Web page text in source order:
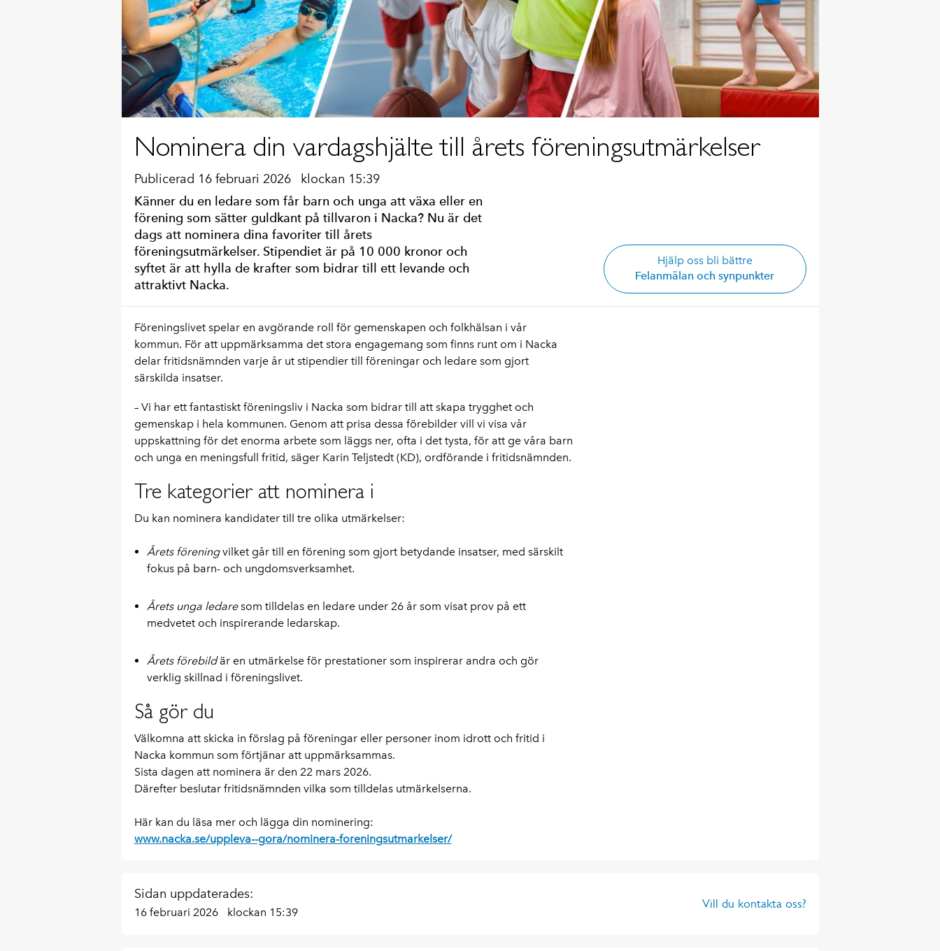
Nominera din vardagshjälte till årets föreningsutmärkelser
Publicerad 16 februari 2026 klockan 15:39
Känner du en ledare som får barn och unga att växa eller en
förening som sätter guldkant på tillvaron i Nacka? Nu är det
dags att nominera dina favoriter till årets
föreningsutmärkelser. Stipendiet är på 10 000 kronor och
syftet är att hylla de krafter som bidrar till ett levande och
attraktivt Nacka.
Hjälp oss bli bättre
Felanmälan och synpunkter
Föreningslivet spelar en avgörande roll för gemenskapen och folkhälsan i vår
kommun. För att uppmärksamma det stora engagemang som finns runt om i Nacka
delar fritidsnämnden varje år ut stipendier till föreningar och ledare som gjort
särskilda insatser.
– Vi har ett fantastiskt föreningsliv i Nacka som bidrar till att skapa trygghet och
gemenskap i hela kommunen. Genom att prisa dessa förebilder vill vi visa vår
uppskattning för det enorma arbete som läggs ner, ofta i det tysta, för att ge våra barn
och unga en meningsfull fritid, säger Karin Teljstedt (KD), ordförande i fritidsnämnden.
Tre kategorier att nominera i
Du kan nominera kandidater till tre olika utmärkelser:
Årets föreningvilket går till en förening som gjort betydande insatser, med särskilt
fokus på barn- och ungdomsverksamhet.
Årets unga ledaresom tilldelas en ledare under 26 år som visat prov på ett
medvetet och inspirerande ledarskap.
Årets förebildär en utmärkelse för prestationer som inspirerar andra och gör
verklig skillnad i föreningslivet.
Så gör du
Välkomna att skicka in förslag på föreningar eller personer inom idrott och fritid i
Nacka kommun som förtjänar att uppmärksammas.
Sista dagen att nominera är den 22 mars 2026.
Därefter beslutar fritidsnämnden vilka som tilldelas utmärkelserna.
Här kan du läsa mer och lägga din nominering:
www.nacka.se/uppleva--gora/nominera-foreningsutmarkelser/
Sidan uppdaterades:
16 februari 2026 klockan 15:39
Vill du kontakta oss?